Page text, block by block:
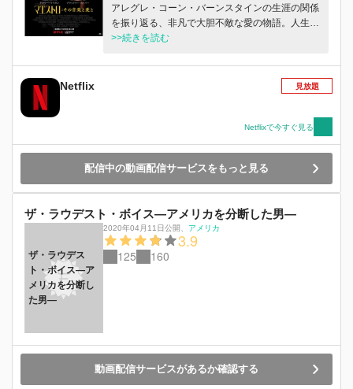
アレグレ・コーン・バーンスタインの生涯の関係
を振り返る、非凡で大胆不敵な愛の物語。人生と
芸術へのラブレターである本作は、家族と愛につ
の音楽と愛と』12月20日（水）より独占配信
>>続きを読む
Netflix 見放題
Netflixで今すぐ見る
配信中の動画配信サービスをもっと見る
ザ・ラウデスト・ボイス―アメリカを分断した男―
ザ・ラウデス
ト・ボイス―ア
メリカを分断し
た男―
2020年04月11日公開、 アメリカ
3.9
125 160
動画配信サービスがあるか確認する